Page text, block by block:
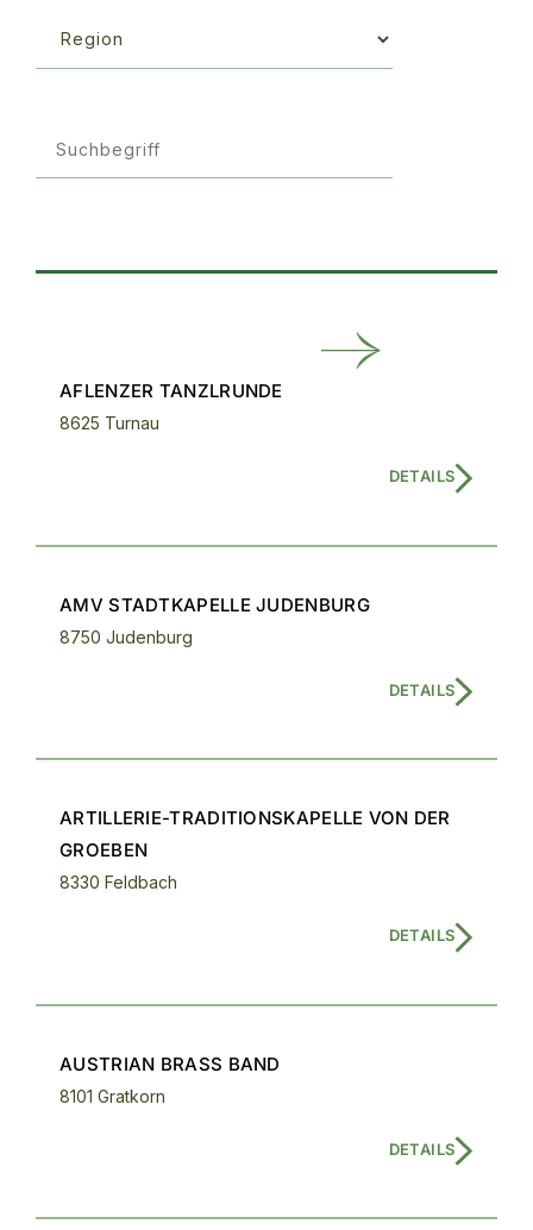
AFLENZER TANZLRUNDE
8625 Turnau
DETAILS
AMV STADTKAPELLE JUDENBURG
8750 Judenburg
DETAILS
ARTILLERIE-TRADITIONSKAPELLE VON DER
GROEBEN
8330 Feldbach
DETAILS
AUSTRIAN BRASS BAND
8101 Gratkorn
DETAILS